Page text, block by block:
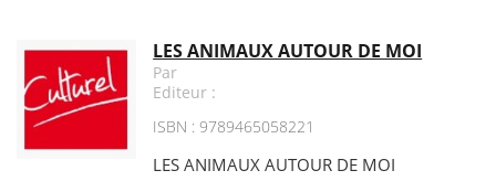
LES ANIMAUX AUTOUR DE MOI
Par
Editeur :
ISBN : 9789465058221
LES ANIMAUX AUTOUR DE MOI